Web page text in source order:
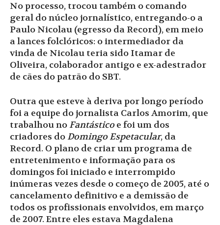
No processo, trocou também o comando
geral do núcleo jornalístico, entregando-o a
Paulo Nicolau (egresso da Record), em meio
a lances folclóricos: o intermediador da
vinda de Nicolau teria sido Itamar de
Oliveira, colaborador antigo e ex-adestrador
de cães do patrão do SBT.
Outra que esteve à deriva por longo período
foi a equipe do jornalista Carlos Amorim, que
trabalhou no Fantásticoe foi um dos
criadores do Domingo Espetacular, da
Record. O plano de criar um programa de
entretenimento e informação para os
domingos foi iniciado e interrompido
inúmeras vezes desde o começo de 2005, até o
cancelamento definitivo e a demissão de
todos os profissionais envolvidos, em março
de 2007. Entre eles estava Magdalena